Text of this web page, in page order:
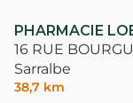
PHARMACIE
16 RUE
Sarralbe
38,7 km